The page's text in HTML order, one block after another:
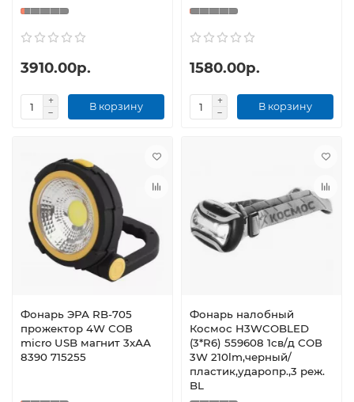
3910.00р.
В корзину
1580.00р.
В корзину
Фонарь ЭРА RB-705
прожектор 4W СОВ
micro USB магнит 3хАА
8390 715255
Фонарь налобный
Космос H3WCOBLED
(3*R6) 559608 1св/д СОВ
3W 210lm,черный/
пластик,ударопр.,3 реж.
BL